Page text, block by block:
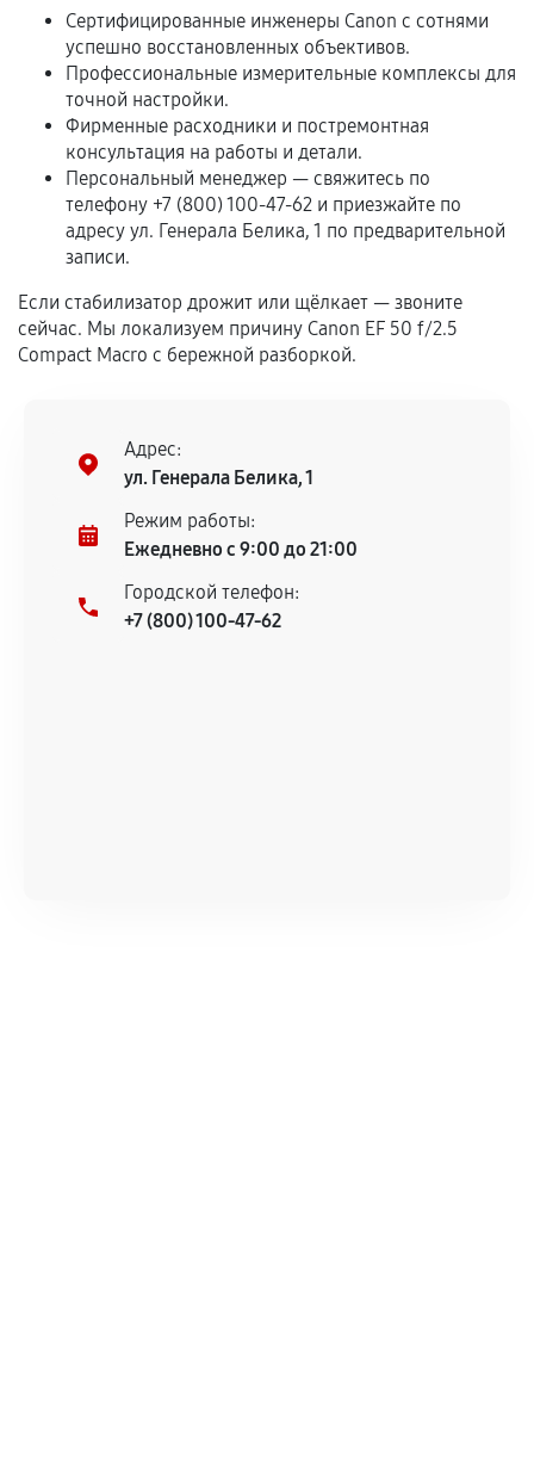
Программные сбои, если это не указано в
отдельных условиях.
Если комплектующие куплены
самостоятельно
Гарантия на выполненные работы может
сохраняться полностью или частично, если
Предоставленные детали подходят по
техническим параметрам и не имеют внешних
центром.
При этом гарантия на сами комплектующие
продавца. За качество сторонних деталей
сервисный центр ответственности не несет.
Сертифицированные инженеры Canon с сотнями
успешно восстановленных объективов.
Профессиональные измерительные комплексы для
точной настройки.
Фирменные расходники и постремонтная
консультация на работы и детали.
Персональный менеджер — свяжитесь по
телефону +7 (800) 100-47-62 и приезжайте по
адресу ул. Генерала Белика, 1 по предварительной
записи.
Если стабилизатор дрожит или щёлкает — звоните
сейчас. Мы локализуем причину Canon EF 50 f/2.5
Compact Macro с бережной разборкой.
Адрес:
ул. Генерала Белика, 1
Режим работы:
Ежедневно с 9:00 до 21:00
Городской телефон:
+7 (800) 100-47-62